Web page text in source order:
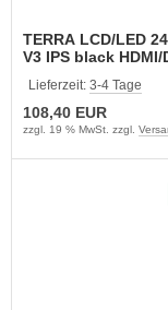
TERRA LCD/LED
V3 IPS black HDMI/
Lieferzeit: 3-4 Tage
108,40 EUR
zzgl. 19 % MwSt. zzgl.